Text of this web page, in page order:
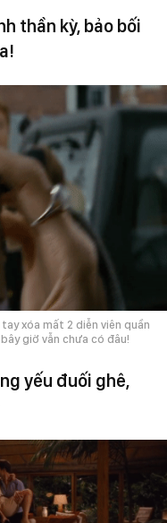
thần kỳ, bảo bối
xóa mất 2 diễn viên quần
giờ vẫn chưa có đâu!
yếu đuối ghê,